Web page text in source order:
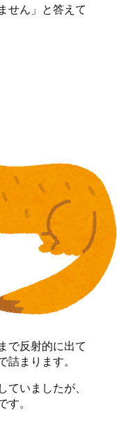
せん」と答えて
で反射的に出て
まります。
いましたが、
。